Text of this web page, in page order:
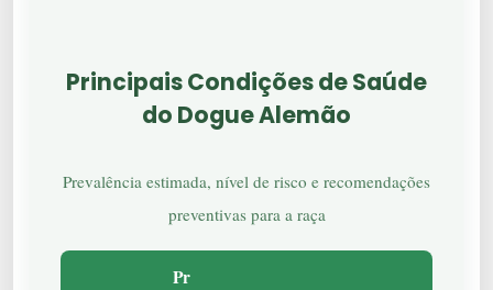
Principais Condições de Saúde
do Dogue Alemão
Prevalência estimada, nível de risco e recomendações
preventivas para a raça
Pr